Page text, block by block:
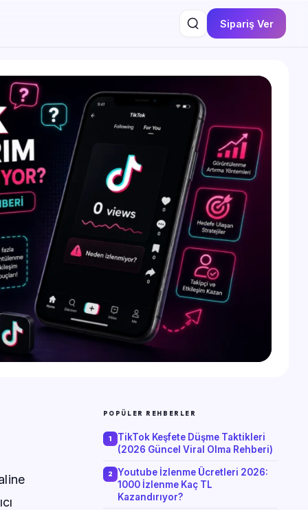
Sipariş Ver
POPÜLER REHBERLER
TikTok Keşfete Düşme Taktikleri
(2026 Güncel Viral Olma Rehberi)
Youtube İzlenme Ücretleri 2026:
1000 İzlenme Kaç TL
Kazandırıyor?